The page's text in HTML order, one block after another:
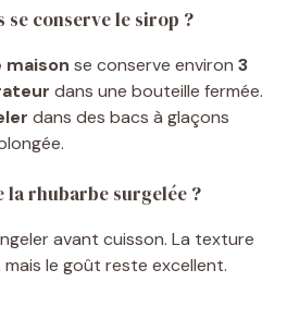
se conserve le sirop ?
maison se conserve environ 3
dans une bouteille fermée.
dans des bacs à glaçons
rhubarbe surgelée ?
avant cuisson. La texture
mais le goût reste excellent.